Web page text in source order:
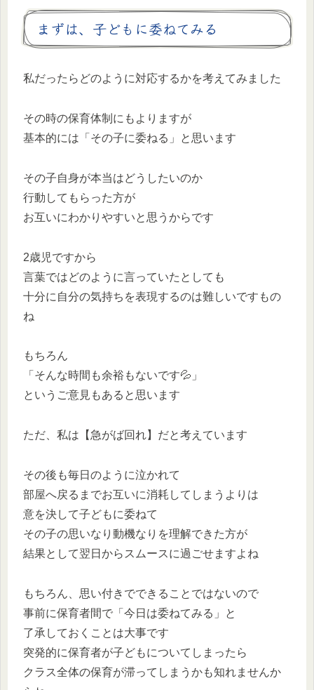
まずは、子どもに委ねてみる
私だったらどのように対応するかを考えてみました
その時の保育体制にもよりますが
基本的には「その子に委ねる」と思います
その子自身が本当はどうしたいのか
行動してもらった方が
お互いにわかりやすいと思うからです
2歳児ですから
言葉ではどのように言っていたとしても
十分に自分の気持ちを表現するのは難しいですもの
ね
もちろん
「そんな時間も余裕もないです💦」
というご意見もあると思います
ただ、私は【急がば回れ】だと考えています
その後も毎日のように泣かれて
部屋へ戻るまでお互いに消耗してしまうよりは
意を決して子どもに委ねて
その子の思いなり動機なりを理解できた方が
結果として翌日からスムースに過ごせますよね
もちろん、思い付きでできることではないので
事前に保育者間で「今日は委ねてみる」と
了承しておくことは大事です
突発的に保育者が子どもについてしまったら
クラス全体の保育が滞ってしまうかも知れませんか